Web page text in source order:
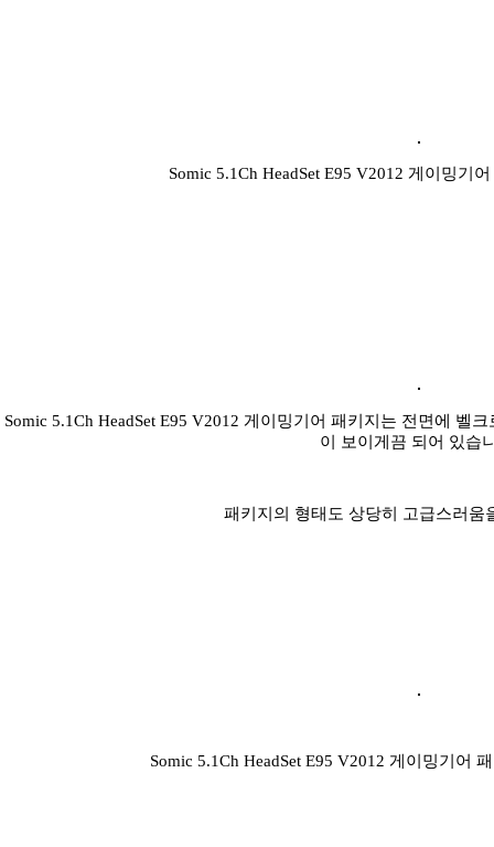
Somic 5.1Ch HeadSet E95 V2012 게이밍기
Somic 5.1Ch HeadSet E95 V2012 게이밍기어 패키지는 전면에 벨
이 보이게끔 되어 있습
패키지의 형태도 상당히 고급스러움
Somic 5.1Ch HeadSet E95 V2012 게이밍기어